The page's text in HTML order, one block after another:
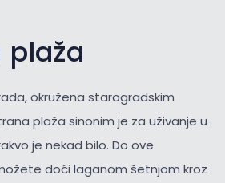
plaža
okružena starogradskim
plaža sinonim je za uživanje u
je nekad bilo. Do ove
doći laganom šetnjom kroz